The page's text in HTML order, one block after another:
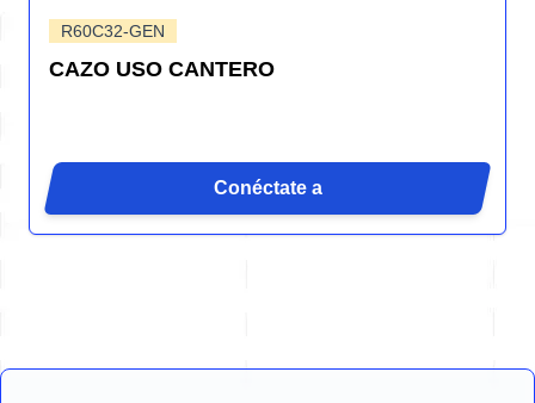
R60C32-GEN
CAZO USO CANTERO
Conéctate a